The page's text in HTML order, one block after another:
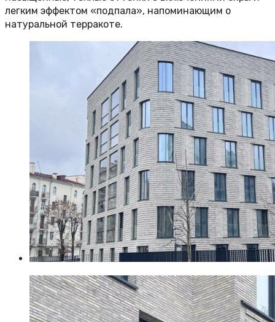
легким эффектом «подпала», напоминающим о
натуральной терракоте.